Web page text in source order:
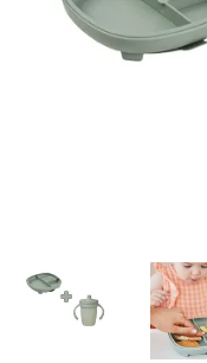
Misky, príbory
Skladovanie